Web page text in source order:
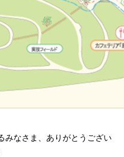
みなさま、ありがとうござい